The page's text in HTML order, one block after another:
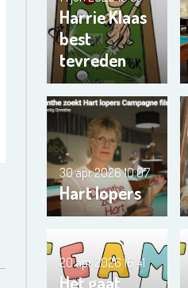
Harrie Klaas
best
tevreden
Hart lopers
30 apr 202610:07
Het gaat
20 apr 2026 16:41